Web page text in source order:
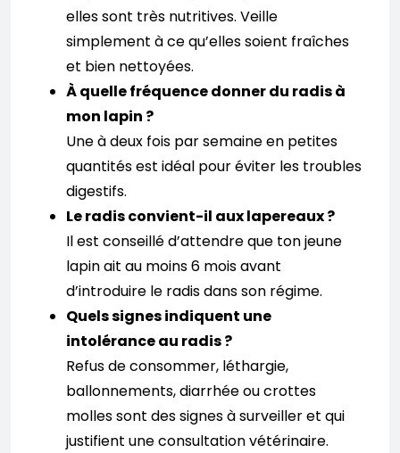
elles sont très nutritives. Veille
simplement à ce qu’elles soient fraîches
et bien nettoyées.
À quelle fréquence donner du radis à
mon lapin ?
Une à deux fois par semaine en petites
quantités est idéal pour éviter les troubles
digestifs.
Le radis convient-il aux lapereaux ?
Il est conseillé d’attendre que ton jeune
lapin ait au moins 6 mois avant
d’introduire le radis dans son régime.
Quels signes indiquent une
intolérance au radis ?
Refus de consommer, léthargie,
ballonnements, diarrhée ou crottes
molles sont des signes à surveiller et qui
justifient une consultation vétérinaire.